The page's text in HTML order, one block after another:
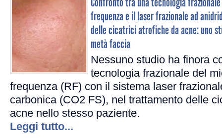
frequenza e il laser frazionale ad
delle cicatrici atrofiche da acne: uno
metà faccia
Nessuno studio ha finora
tecnologia frazionale del
frequenza (RF) con il sistema laser
carbonica (CO2 FS), nel trattamento delle
acne nello stesso paziente.
Leggi tutto...